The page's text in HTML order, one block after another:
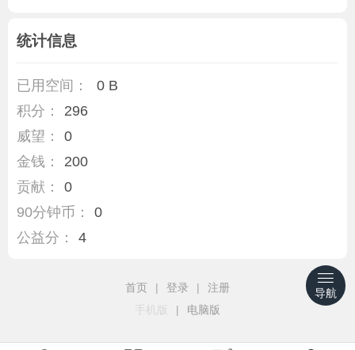
统计信息
已用空间：
0 B
积分：
296
威望：
0
金钱：
200
贡献：
0
90分钟币：
0
公益分：
4
首页 | 登录 |
注册
手机版
| 电脑版
导航